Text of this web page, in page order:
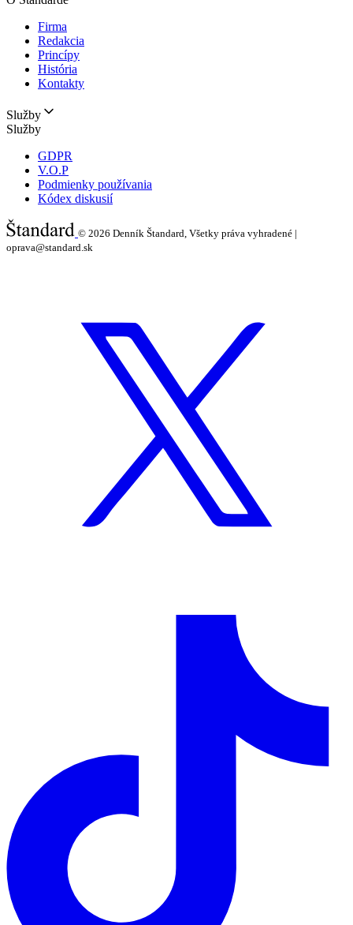
Firma
Redakcia
Princípy
História
Kontakty
Služby
Služby
GDPR
V.O.P
Podmienky používania
Kódex diskusií
© 2026 Denník Štandard, Všetky práva vyhradené |
oprava@standard.sk